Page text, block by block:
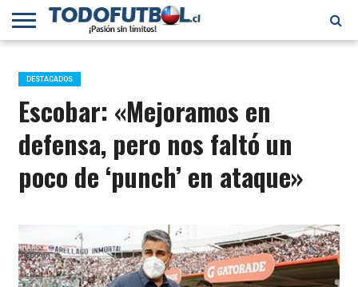
PRIMERA
B
SELECCIÓN
CHILENA
CHILENOS
EN EL
MUNDO
FÚTBOL
INTERNACIONAL
DESTACADOS
Escobar: «Mejoramos en
defensa, pero nos faltó un
poco de ‘punch’ en ataque»